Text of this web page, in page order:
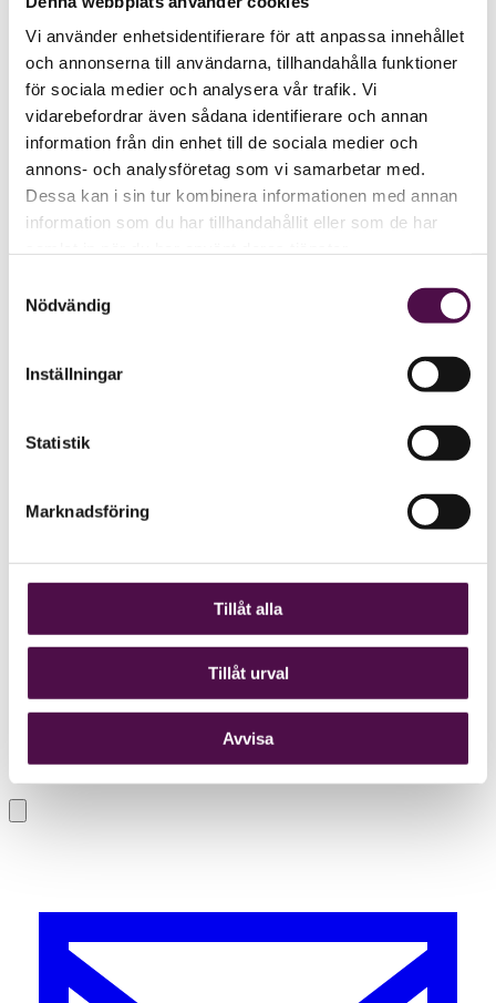
Vi använder enhetsidentifierare för att anpassa innehållet
och annonserna till användarna, tillhandahålla funktioner
för sociala medier och analysera vår trafik. Vi
vidarebefordrar även sådana identifierare och annan
information från din enhet till de sociala medier och
annons- och analysföretag som vi samarbetar med.
Dessa kan i sin tur kombinera informationen med annan
information som du har tillhandahållit eller som de har
Nödvändig
Inställningar
Statistik
Marknadsföring
Tillåt alla
Tillåt urval
Avvisa